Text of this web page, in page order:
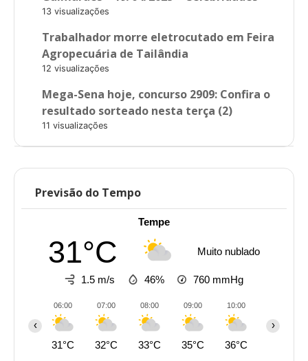
13 visualizações
Trabalhador morre eletrocutado em Feira
Agropecuária de Tailândia
12 visualizações
Mega-Sena hoje, concurso 2909: Confira o
resultado sorteado nesta terça (2)
11 visualizações
Previsão do Tempo
Tempe
31°C Muito nublado
1.5 m/s 46% 760 mmHg
06:00
31°C
07:00
32°C
08:00
33°C
09:00
35°C
10:00
36°C
‹ ›